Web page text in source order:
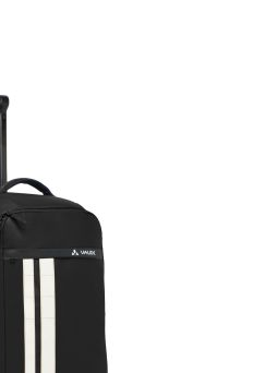
Gewissen. Überzeuge dich
und zeige, dass
ist.